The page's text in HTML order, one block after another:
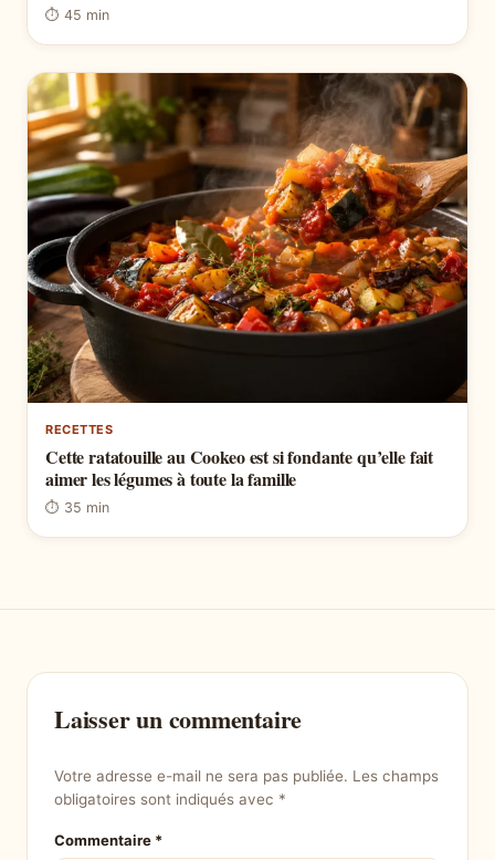
⏱ 45 min
RECETTES
Cette ratatouille au Cookeo est si fondante qu’elle fait
aimer les légumes à toute la famille
⏱ 35 min
Laisser un commentaire
Votre adresse e-mail ne sera pas publiée. Les champs
obligatoires sont indiqués avec *
Commentaire *